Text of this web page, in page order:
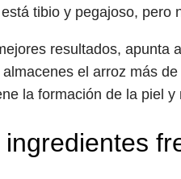
tibio y pegajoso, pero
resultados, apunta
el arroz más
la formación de la piel y